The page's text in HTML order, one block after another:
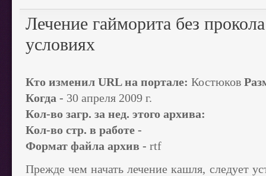
Лечение гайморита без
условиях
Кто изменил URL на портале: Костюков
Когда - 30 апреля 2009 г.
Кол-во загр. за нед. этого архива:
Кол-во стр. в работе -
Формат файла архив - rtf
Прежде чем начать лечение кашля, следует